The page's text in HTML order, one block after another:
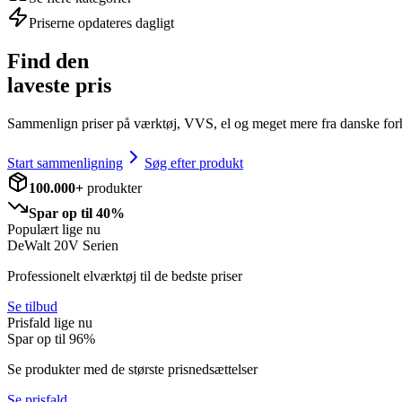
Priserne opdateres dagligt
Find den
laveste pris
Sammenlign priser på værktøj, VVS, el og meget mere fra danske
Start sammenligning
Søg efter produkt
100.000+ produkter
Spar op til 40%
Populært lige nu
DeWalt 20V Serien
Professionelt elværktøj til de bedste priser
Se tilbud
Prisfald lige nu
Spar op til 96%
Se produkter med de største prisnedsættelser